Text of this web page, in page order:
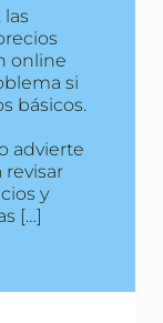
las
online
si
básicos.
advierte
y
[…]